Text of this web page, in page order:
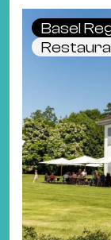
Basel